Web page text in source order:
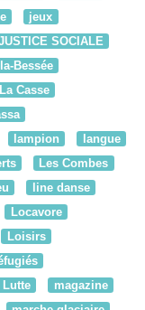
jeux
SOCIALE
Bessée
La Casse
lampion
langue
Les Combes
line danse
Locavore
Loisirs
Lutte
magazine